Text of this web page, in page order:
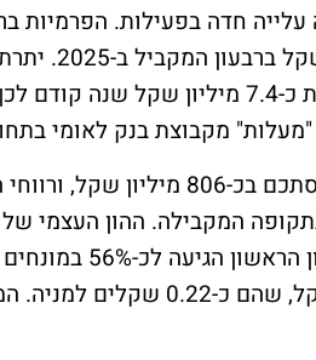
לכ-19.6 מיליון שקל, לעומת כ-7.4
מקבוצת בנק לאומי
שקל, והתשואה